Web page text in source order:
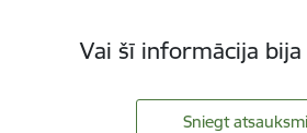
Vai šī informācija
Sniegt atsauksmi